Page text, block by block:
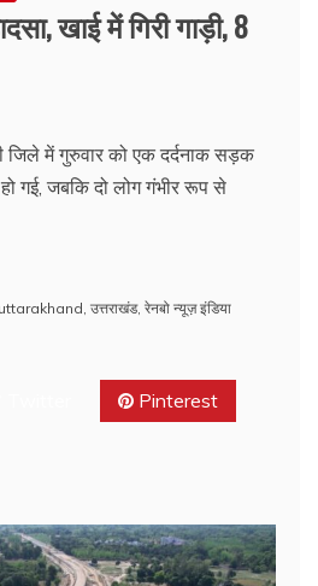
खाई में गिरी गाड़ी, 8
जिले में गुरुवार को एक दर्दनाक सड़क
गई, जबकि दो लोग गंभीर रूप से
uttarakhand, उत्तराखंड, रेनबो न्यूज़ इंडिया
Pinterest